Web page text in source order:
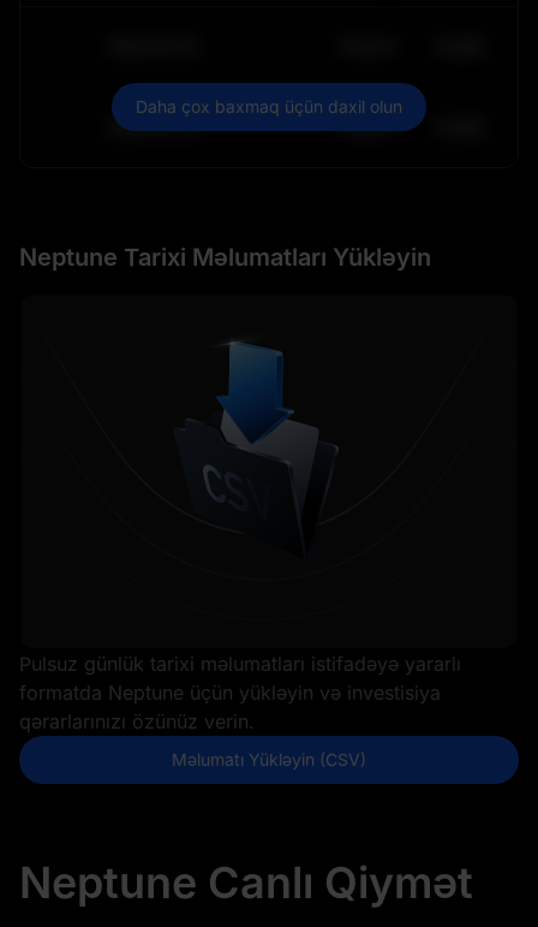
2030-05-29 $64.011,99
Daha çox baxmaq üçün daxil olun
Neptune Tarixi Məlumatları Yükləyin
Pulsuz günlük tarixi məlumatları istifadəyə yararlı
formatda Neptune üçün yükləyin və investisiya
qərarlarınızı özünüz verin.
Məlumatı Yükləyin (CSV)
Neptune Canlı Qiymət